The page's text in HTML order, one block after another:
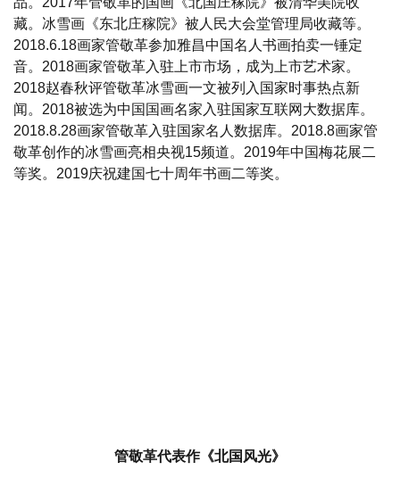
藏。冰雪画《东北庄稼院》被人民大会堂管理局收藏等。
2018.6.18画家管敬革参加雅昌中国名人书画拍卖一锤定
音。2018画家管敬革入驻上市市场，成为上市艺术家。
2018赵春秋评管敬革冰雪画一文被列入国家时事热点新
闻。2018被选为中国国画名家入驻国家互联网大数据库。
2018.8.28画家管敬革入驻国家名人数据库。2018.8画家管
敬革创作的冰雪画亮相央视15频道。2019年中国梅花展二
等奖。2019庆祝建国七十周年书画二等奖。
管敬革代表作《北国风光》